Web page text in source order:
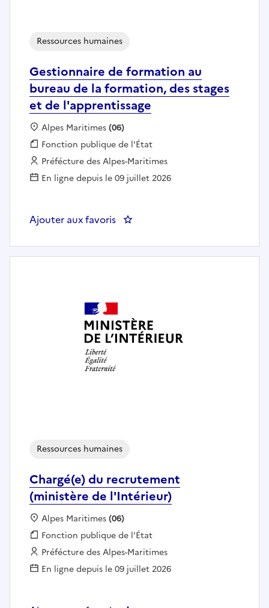
Gestionnaire de formation au
bureau de la formation, des stages
et de l'apprentissage
Ressources humaines
Localisation :
Alpes Maritimes(06)
Fonction publique :
Fonction publique de l'État
Employeur :
Préfécture des Alpes-Maritimes
En ligne depuis le 09 juillet 2026
Ajouter aux favoris : Gestionnaire de formation au
Chargé(e) du recrutement
(ministère de l'Intérieur)
Ressources humaines
Localisation :
Alpes Maritimes(06)
Fonction publique :
Fonction publique de l'État
Employeur :
Préfécture des Alpes-Maritimes
En ligne depuis le 09 juillet 2026